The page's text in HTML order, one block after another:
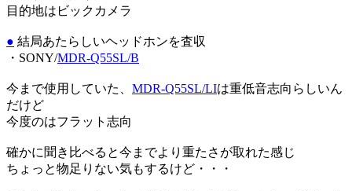
目的地はビックカメラ
● 結局あたらしいヘッドホンを査収
・SONY/MDR-Q55SL/B
今まで使用していた、 MDR-Q55SL/LIは重低音志向らしいん
だけど
今度のはフラット志向
確かに聞き比べると今までより重たさが取れた感じ
ちょっと物足りない気もするけど・・・